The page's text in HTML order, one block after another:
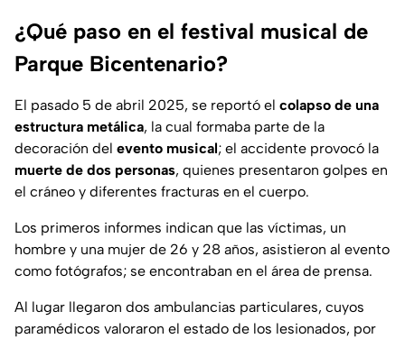
¿Qué paso en el festival musical de
Parque Bicentenario?
El pasado 5 de abril 2025, se reportó el colapso de una
estructura metálica, la cual formaba parte de la
decoración del evento musical; el accidente provocó la
muerte de dos personas, quienes presentaron golpes en
el cráneo y diferentes fracturas en el cuerpo.
Los primeros informes indican que las víctimas, un
hombre y una mujer de 26 y 28 años, asistieron al evento
como fotógrafos; se encontraban en el área de prensa.
Al lugar llegaron dos ambulancias particulares, cuyos
paramédicos valoraron el estado de los lesionados, por